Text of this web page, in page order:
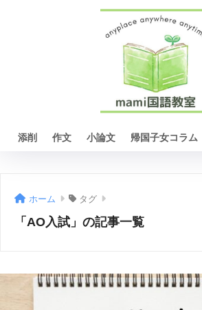
添削 作文 小論文 帰国子女コラム
ホーム タグ
「AO入試」の記事一覧